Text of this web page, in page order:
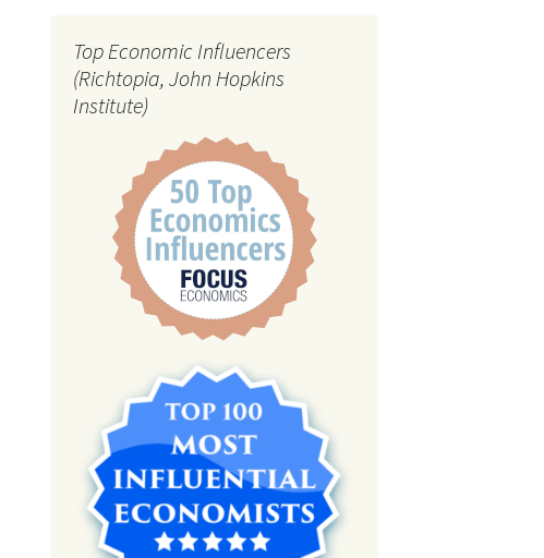
Top Economic Influencers
(Richtopia, John Hopkins
Institute)